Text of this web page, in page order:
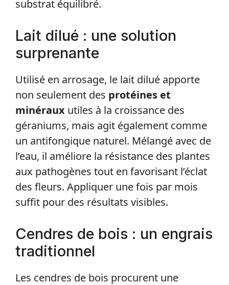
substrat équilibré.
Lait dilué : une solution
surprenante
Utilisé en arrosage, le lait dilué apporte
non seulement des protéines et
minéraux utiles à la croissance des
géraniums, mais agit également comme
un antifongique naturel. Mélangé avec de
l’eau, il améliore la résistance des plantes
aux pathogènes tout en favorisant l’éclat
des fleurs. Appliquer une fois par mois
suffit pour des résultats visibles.
Cendres de bois : un engrais
traditionnel
Les cendres de bois procurent une